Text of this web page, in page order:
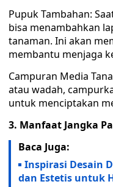
Pupuk Tambahan:
bisa menambahkan
tanaman. Ini akan
membantu menjaga
Campuran Media
atau wadah,
untuk menciptakan
3. Manfaat Jangka
Baca Juga:
Inspirasi Desain
dan Estetis untuk